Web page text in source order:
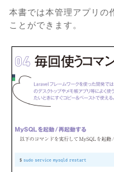
本書では本管理アプリの
ことができます。